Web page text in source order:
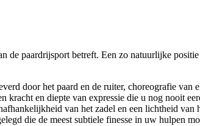
paardrijsport betreft. Een zo natuurlijke
door het paard en de ruiter, choreografie van
kracht en diepte van expressie die u nog nooit
van het zadel en een lichtheid
die de meest subtiele finesse in uw hulpen